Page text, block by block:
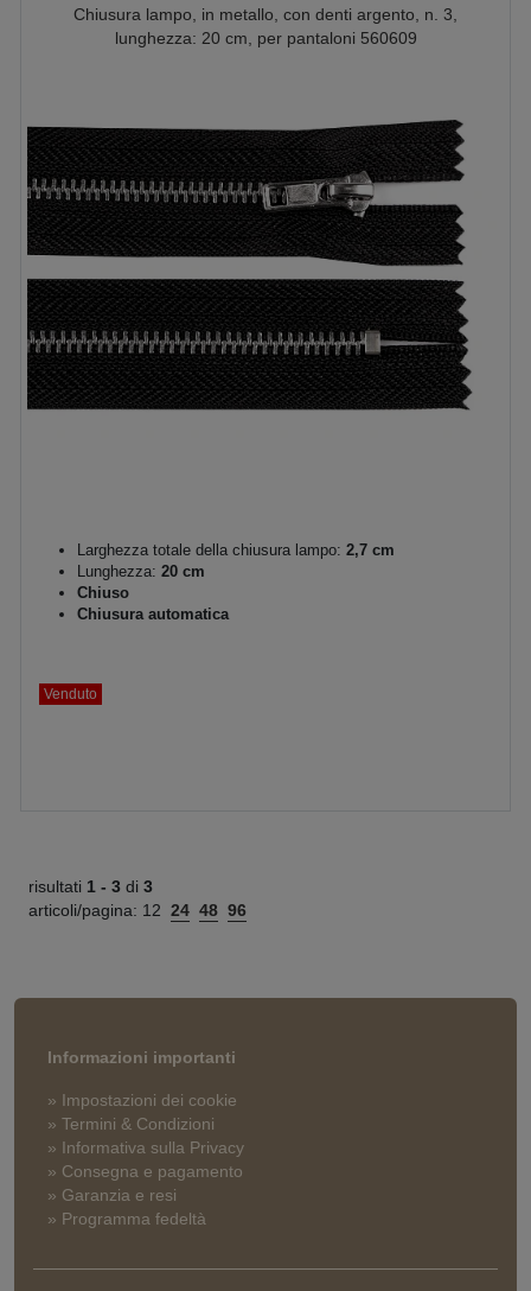
Chiusura lampo, in metallo, con denti argento, n. 3,
lunghezza: 20 cm, per pantaloni 560609
Larghezza totale della chiusura lampo: 2,7 cm
Lunghezza: 20 cm
Chiuso
Chiusura automatica
Venduto
risultati 1 - 3 di 3
articoli/pagina: 12 24 48 96
Informazioni importanti
» Impostazioni dei cookie
» Termini & Condizioni
» Informativa sulla Privacy
» Consegna e pagamento
» Garanzia e resi
» Programma fedeltà